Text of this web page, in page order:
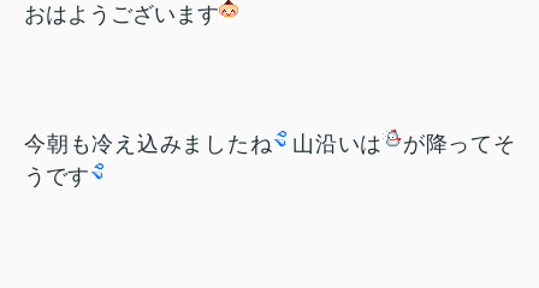
おはようございます
今朝も冷え込みましたね 山沿いは
が降ってそ
うです